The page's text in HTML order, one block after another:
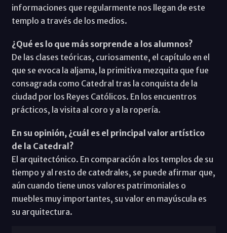
informaciones que regularmente nos llegan de este
templo a través de los medios.
¿Qué es lo que más sorprende a los alumnos?
De las clases teóricas, curiosamente, el capítulo en el
que se evoca la aljama, la primitiva mezquita que fue
consagrada como Catedral tras la conquista de la
ciudad por los Reyes Católicos. En los encuentros
prácticos, la visita al coro y a la ropería.
En su opinión, ¿cuál es el principal valor artístico
de la Catedral?
El arquitectónico. En comparación a los templos de su
tiempo y al resto de catedrales, se puede afirmar que,
aún cuando tiene unos valores patrimoniales o
muebles muy importantes, su valor en mayúscula es
su arquitectura.